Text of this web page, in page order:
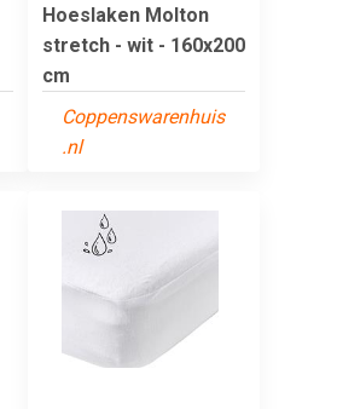
Hoeslaken Molton
stretch - wit - 160x200
cm
Coppenswarenhuis
.nl